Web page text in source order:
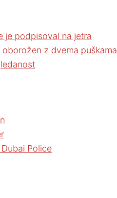
je podpisoval na jetra
z dvema puškama
Police